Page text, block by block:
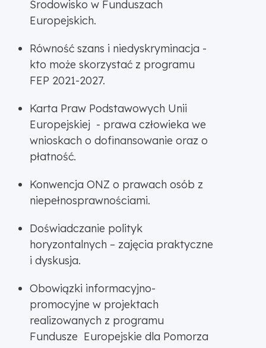
Środowisko w Funduszach
Europejskich.
Równość szans i niedyskryminacja -
kto może skorzystać z programu
FEP 2021-2027.
Karta Praw Podstawowych Unii
Europejskiej - prawa człowieka we
wnioskach o dofinansowanie oraz o
płatność.
Konwencja ONZ o prawach osób z
niepełnosprawnościami.
Doświadczanie polityk
horyzontalnych – zajęcia praktyczne
i dyskusja.
Obowiązki informacyjno-
promocyjne w projektach
realizowanych z programu
Fundusze Europejskie dla Pomorza